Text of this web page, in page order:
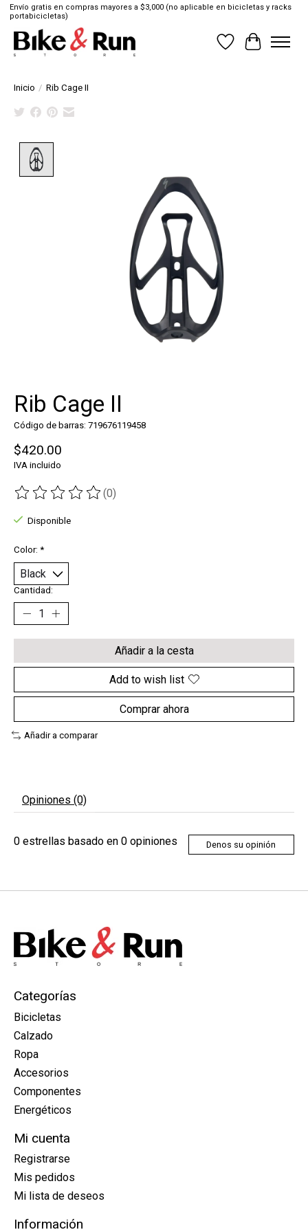
Envío gratis en compras mayores a $3,000 (no aplicable en bicicletas y racks
portabicicletas)
Lista de deseos
Cesta
Inicio / Rib Cage II
Rib Cage II
Código de barras: 719676119458
$420.00
IVA incluido
The rating of this product is
(0)
Disponible
Color: *
Cantidad:
Añadir a la cesta
Add to wish list
Comprar ahora
Añadir a comparar
Opiniones (0)
0 estrellas basado en 0 opiniones Denos su opinión
Categorías
Bicicletas
Calzado
Ropa
Accesorios
Componentes
Energéticos
Mi cuenta
Registrarse
Mis pedidos
Mi lista de deseos
Información